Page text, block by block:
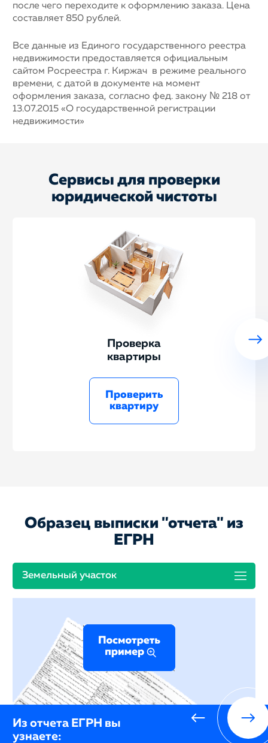
после чего переходите к оформлению заказа. Цена
составляет 850 рублей.
Все данные из Единого государственного реестра
недвижимости предоставляется официальным
сайтом Росреестра г. Киржач в режиме реального
времени, с датой в документе на момент
оформления заказа, согласно фед. закону № 218 от
13.07.2015 «О государственной регистрации
недвижимости»
Сервисы для проверки
юридической чистоты
Проверка
квартиры
Проверить
квартиру
Образец выписки "отчета" из
ЕГРН
Земельный участок
Из отчета ЕГРН вы
узнаете: